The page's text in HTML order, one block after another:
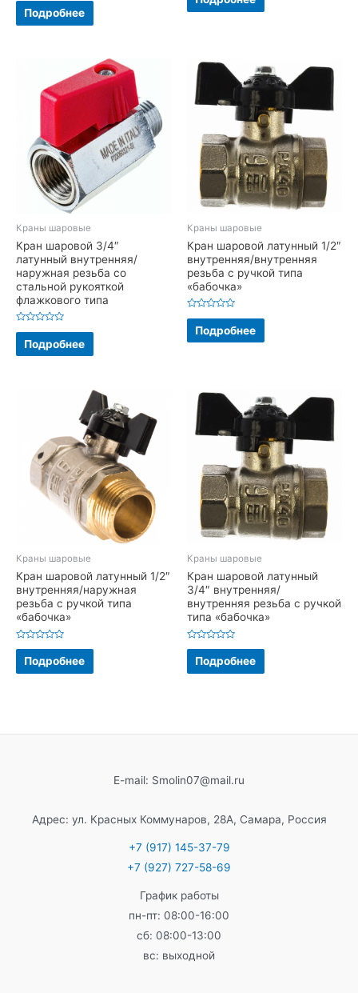
5
Подробнее
5
Краны шаровые
Кран шаровой 3/4″
латунный внутренняя/
наружная резьба со
стальной рукояткой
флажкового типа
Оценка
5
Подробнее
Краны шаровые
Кран шаровой латунный 1/2″
внутренняя/внутренняя
резьба с ручкой типа
«бабочка»
Оценка
5
Подробнее
Краны шаровые
Кран шаровой латунный 1/2″
внутренняя/наружная
резьба с ручкой типа
«бабочка»
Оценка
5
Подробнее
Краны шаровые
Кран шаровой латунный
3/4″ внутренняя/
внутренняя резьба с ручкой
типа «бабочка»
Оценка
5
Подробнее
E-mail: Smolin07@mail.ru
Адрес: ул. Красных Коммунаров, 28А, Самара, Россия
+7 (917) 145-37-79
+7 (927) 727-58-69
График работы
пн-пт: 08:00-16:00
сб: 08:00-13:00
вс: выходной